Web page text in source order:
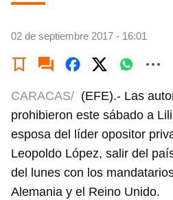
02 de septiembre 2017 - 16:01
CARACAS/ (EFE).- Las
prohibieron este sábado a
esposa del líder opositor
Leopoldo López, salir del
del lunes con los
Alemania y el Reino Unido.